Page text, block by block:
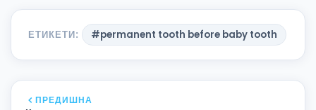
ЕТИКЕТИ: #permanent tooth before baby tooth
ПРЕДИШНА